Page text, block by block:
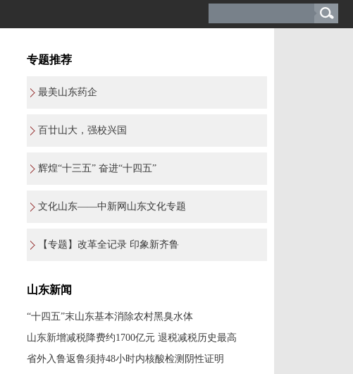
专题推荐
最美山东药企
百廿山大，强校兴国
辉煌“十三五” 奋进“十四五”
文化山东——中新网山东文化专题
【专题】改革全记录 印象新齐鲁
山东新闻
“十四五”末山东基本消除农村黑臭水体
山东新增减税降费约1700亿元 退税减税历史最高
省外入鲁返鲁须持48小时内核酸检测阴性证明